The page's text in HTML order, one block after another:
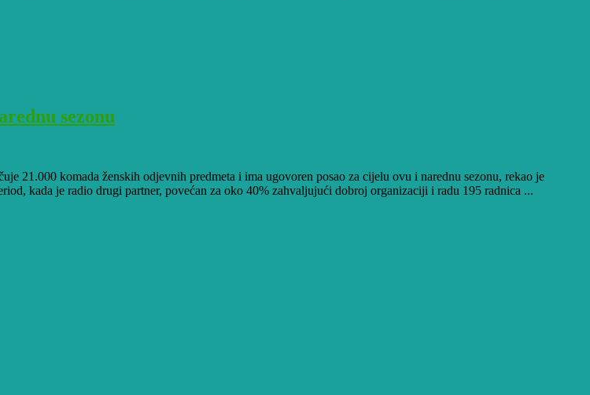
sezonu
21.000 komada ženskih odjevnih predmeta i ima ugovoren posao za cijelu ovu i narednu sezonu, rekao je
kada je radio drugi partner, povećan za oko 40% zahvaljujući dobroj organizaciji i radu 195 radnica ...